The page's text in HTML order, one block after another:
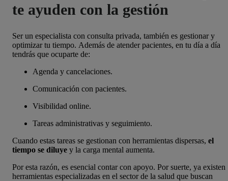
te ayuden con la gestión
Ser un especialista con consulta privada, también es gestionar y
optimizar tu tiempo. Además de atender pacientes, en tu día a día
tendrás que ocuparte de:
Agenda y cancelaciones.
Comunicación con pacientes.
Visibilidad online.
Tareas administrativas y seguimiento.
Cuando estas tareas se gestionan con herramientas dispersas, el
tiempo se diluye y la carga mental aumenta.
Por esta razón, es esencial contar con apoyo. Por suerte, ya existen
herramientas especializadas en el sector de la salud que buscan